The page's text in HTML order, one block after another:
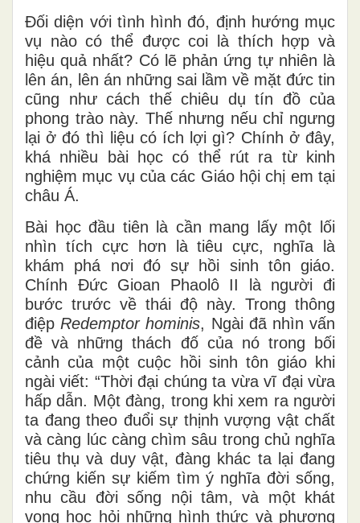
Đối diện với tình hình đó, định hướng mục
vụ nào có thể được coi là thích hợp và
hiệu quả nhất? Có lẽ phản ứng tự nhiên là
lên án, lên án những sai lầm về mặt đức tin
cũng như cách thế chiêu dụ tín đồ của
phong trào này. Thế nhưng nếu chỉ ngưng
lại ở đó thì liệu có ích lợi gì? Chính ở đây,
khá nhiều bài học có thể rút ra từ kinh
nghiệm mục vụ của các Giáo hội chị em tại
châu Á.
Bài học đầu tiên là cần mang lấy một lối
nhìn tích cực hơn là tiêu cực, nghĩa là
khám phá nơi đó sự hồi sinh tôn giáo.
Chính Đức Gioan Phaolô II là người đi
bước trước về thái độ này. Trong thông
điệp Redemptor hominis, Ngài đã nhìn vấn
đề và những thách đố của nó trong bối
cảnh của một cuộc hồi sinh tôn giáo khi
ngài viết: “Thời đại chúng ta vừa vĩ đại vừa
hấp dẫn. Một đàng, trong khi xem ra người
ta đang theo đuổi sự thịnh vượng vật chất
và càng lúc càng chìm sâu trong chủ nghĩa
tiêu thụ và duy vật, đàng khác ta lại đang
chứng kiến sự kiếm tìm ý nghĩa đời sống,
nhu cầu đời sống nội tâm, và một khát
vọng học hỏi những hình thức và phương